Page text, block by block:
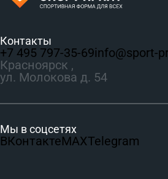
Контакты
+7 495 797‑35-69info@sport-
Красноярск ,
ул. Молокова д. 54
Мы в соцсетях
ВКонтактеMAXTelegram